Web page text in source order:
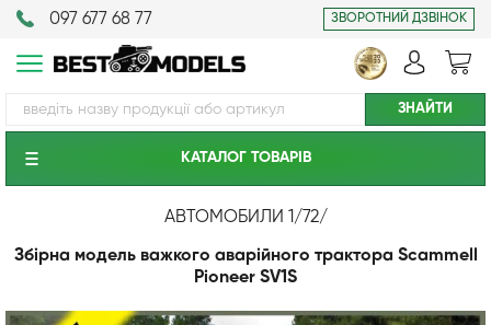
097 677 68 77 ЗВОРОТНИЙ ДЗВІНОК
КАТАЛОГ ТОВАРIВ
АВТОМОБИЛИ 1/72/
Збірна модель важкого аварійного трактора Scammell
Pioneer SV1S